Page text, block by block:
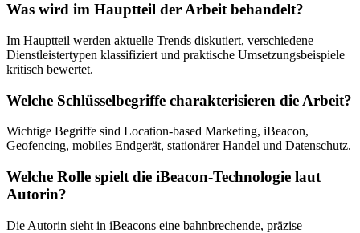
Was wird im Hauptteil der Arbeit behandelt?
Im Hauptteil werden aktuelle Trends diskutiert, verschiedene
Dienstleistertypen klassifiziert und praktische Umsetzungsbeispiele
kritisch bewertet.
Welche Schlüsselbegriffe charakterisieren die Arbeit?
Wichtige Begriffe sind Location-based Marketing, iBeacon,
Geofencing, mobiles Endgerät, stationärer Handel und Datenschutz.
Welche Rolle spielt die iBeacon-Technologie laut
Autorin?
Die Autorin sieht in iBeacons eine bahnbrechende, präzise